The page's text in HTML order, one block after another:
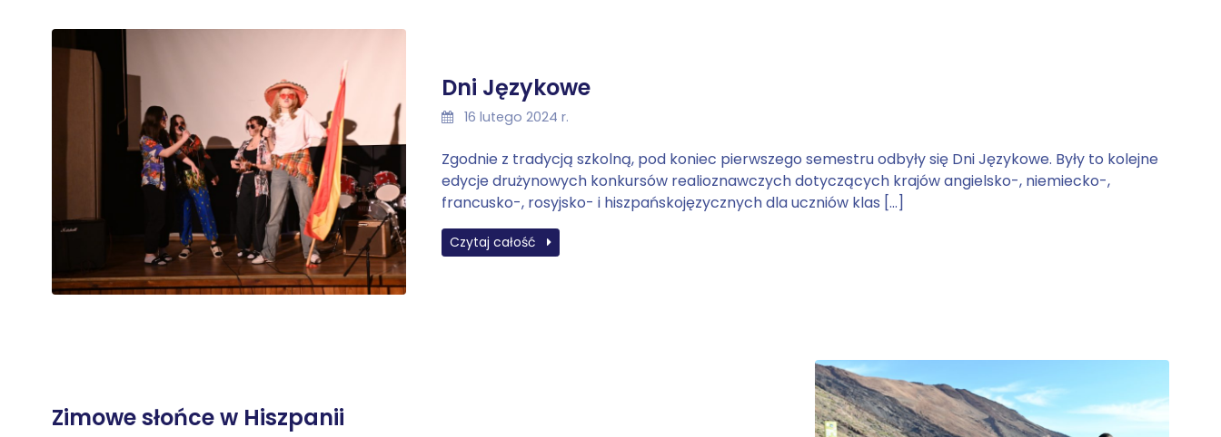
Dni Językowe
16 lutego 2024 r.
Zgodnie z tradycją szkolną, pod koniec pierwszego semestru odbyły się Dni Językowe. Były to kolejne
edycje drużynowych konkursów realioznawczych dotyczących krajów angielsko-, niemiecko-,
francusko-, rosyjsko- i hiszpańskojęzycznych dla uczniów klas […]
Czytaj całość
Zimowe słońce w Hiszpanii